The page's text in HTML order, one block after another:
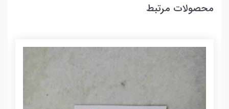
محصولات مرتبط